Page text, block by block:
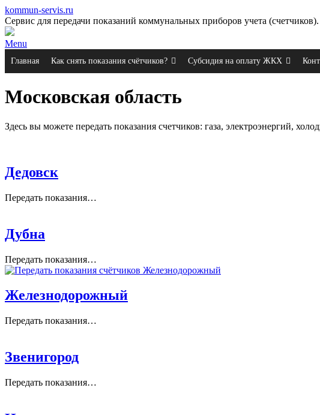
kommun-servis.ru
Сервис для передачи показаний коммунальных приборов учета (счетчиков).
Menu
Главная Как снять показания счётчиков? Субсидия на оплату ЖКХ
Московская область
Здесь вы можете передать показания счетчиков: газа, электроэнергий,
Дедовск
Передать показания…
Дубна
Передать показания…
Железнодорожный
Передать показания…
Звенигород
Передать показания…